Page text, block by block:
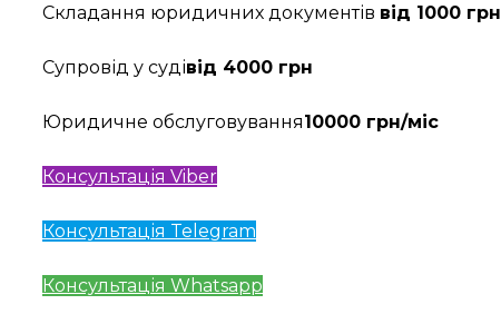
Складання юридичних документів від 1000 грн
Супровід у судівід 4000 грн
Юридичне обслуговування10000 грн/міс
Консультація Viber
Консультація Telegram
Консультація Whatsapp